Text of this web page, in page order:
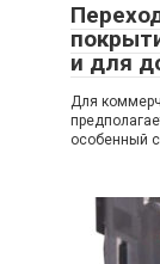
и для
Для
особенный